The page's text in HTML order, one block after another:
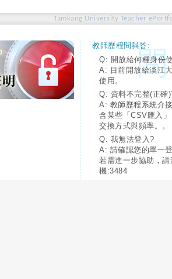
Tamkang University Teacher
教師歷程問與答:
Q: 開放給何種身份
A: 目前開放給淡江
使用。
Q: 資料不完整(正確
A: 教師歷程系統介
含某些「CSV匯入
交換方式與頻率。。
Q: 我無法登入?
A: 請確認您的單一
若需進一步協助，
機:3484